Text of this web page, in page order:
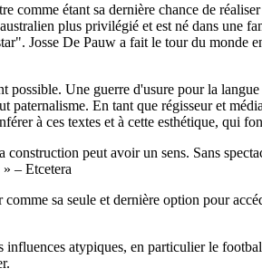
étant sa dernière chance de
plus privilégié et est né dans une
Josse De Pauw a fait le tour du monde
Une guerre d'usure pour la
En tant que régisseur et
à ces textes et à cette esthétique, qui
construction peut avoir un sens. Sans
» – Etcetera
comme sa seule et dernière option pour
atypiques, en particulier le